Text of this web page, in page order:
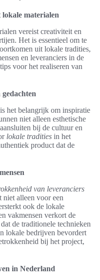
materialen
vereist creativiteit en
Het is essentieel om te
uit lokale tradities,
en leveranciers in de
voor het realiseren van
het belangrijk om inspiratie
niet alleen esthetische
bij de cultuur en
lokale tradities in het
product dat de
van leveranciers
alleen voor een
ook de lokale
vakmensen verkort de
de traditionele technieken
lokale bedrijven bevordert
bij het project,
in Nederland